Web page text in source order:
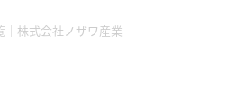
｜株式会社ノザワ産業